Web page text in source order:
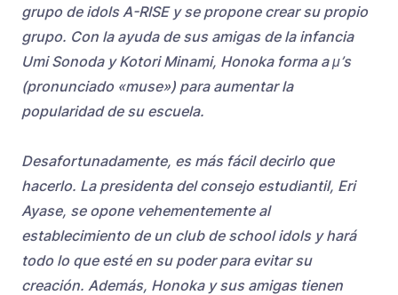
grupo de idols A-RISE y se propone crear su propio
grupo. Con la ayuda de sus amigas de la infancia
Umi Sonoda y Kotori Minami, Honoka forma a μ’s
(pronunciado «muse») para aumentar la
popularidad de su escuela.
Desafortunadamente, es más fácil decirlo que
hacerlo. La presidenta del consejo estudiantil, Eri
Ayase, se opone vehementemente al
establecimiento de un club de school idols y hará
todo lo que esté en su poder para evitar su
creación. Además, Honoka y sus amigas tienen